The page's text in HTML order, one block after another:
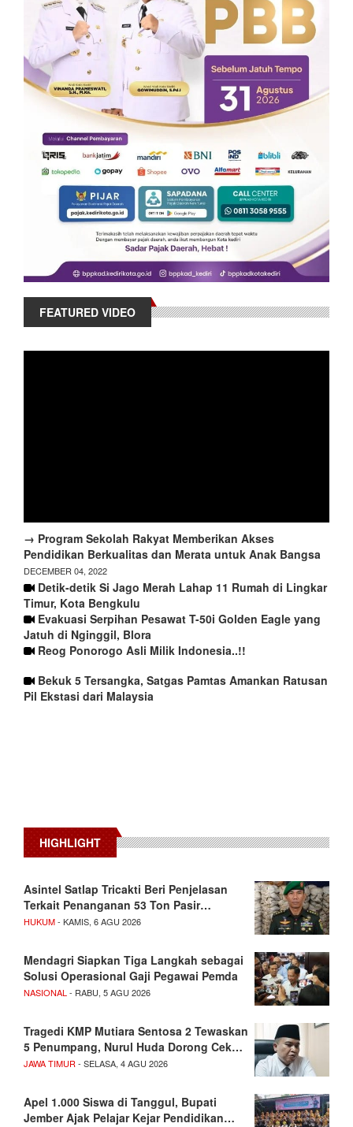
FEATURED VIDEO
→ Program Sekolah Rakyat Memberikan Akses
Pendidikan Berkualitas dan Merata untuk Anak Bangsa
DECEMBER 04, 2022
Detik-detik Si Jago Merah Lahap 11 Rumah di Lingkar
Timur, Kota Bengkulu
Evakuasi Serpihan Pesawat T-50i Golden Eagle yang
Jatuh di Nginggil, Blora
Reog Ponorogo Asli Milik Indonesia..!!
Bekuk 5 Tersangka, Satgas Pamtas Amankan Ratusan
Pil Ekstasi dari Malaysia
HIGHLIGHT
Asintel Satlap Tricakti Beri Penjelasan
Terkait Penanganan 53 Ton Pasir…
HUKUM- KAMIS, 6 AGU 2026
Mendagri Siapkan Tiga Langkah sebagai
Solusi Operasional Gaji Pegawai Pemda
NASIONAL - RABU, 5 AGU 2026
Tragedi KMP Mutiara Sentosa 2 Tewaskan
5 Penumpang, Nurul Huda Dorong Cek…
JAWA TIMUR - SELASA, 4 AGU 2026
Apel 1.000 Siswa di Tanggul, Bupati
Jember Ajak Pelajar Kejar Pendidikan…